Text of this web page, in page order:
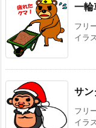
一輪
フリ
イラ
サン
フリ
イラ